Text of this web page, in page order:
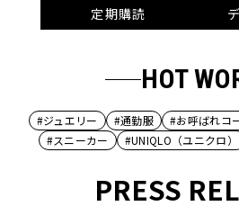
定期購読
HOT
#ジュエリー #通勤服 #お呼ばれコ
#スニーカー
#UNIQLO（ユニクロ）
PRESS